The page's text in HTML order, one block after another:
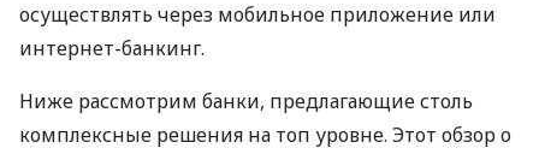
осуществлять через мобильное приложение или
интернет-банкинг.
Ниже рассмотрим банки, предлагающие столь
комплексные решения на топ уровне. Этот обзор о